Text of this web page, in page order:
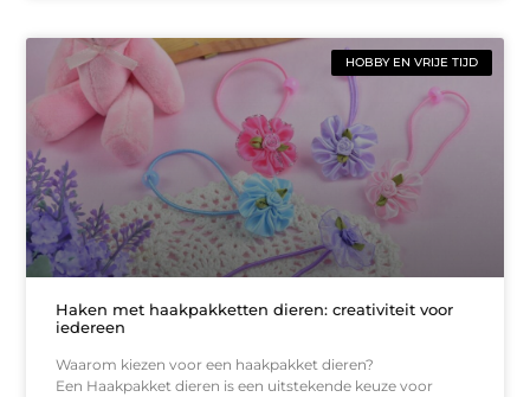
HOBBY EN VRIJE TIJD
Haken met haakpakketten dieren: creativiteit voor
iedereen
Waarom kiezen voor een haakpakket dieren?
Een Haakpakket dieren is een uitstekende keuze voor